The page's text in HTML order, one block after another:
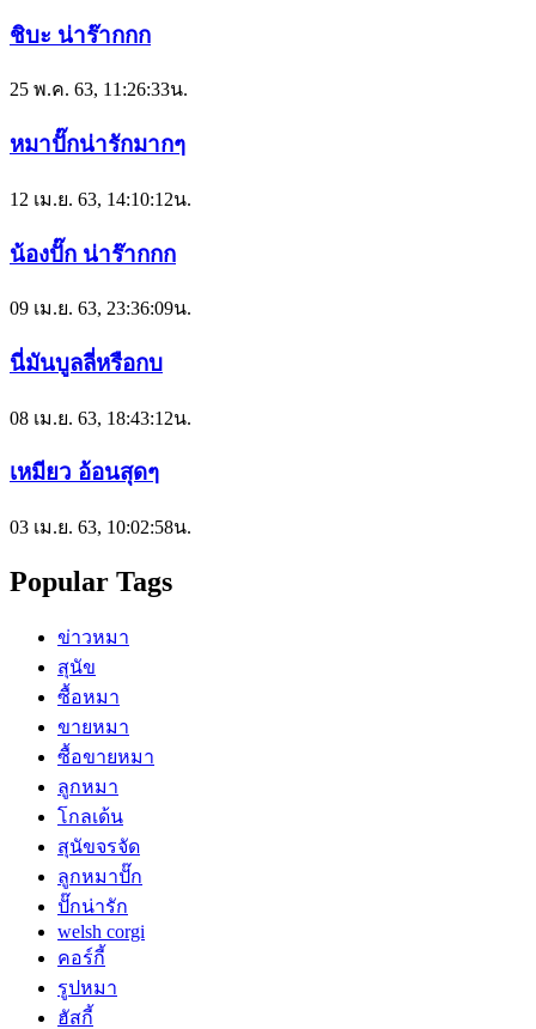
ชิบะ น่าร๊ากกก
25 พ.ค. 63, 11:26:33น.
หมาปั๊กน่ารักมากๆ
12 เม.ย. 63, 14:10:12น.
น้องปั๊ก น่าร๊ากกก
09 เม.ย. 63, 23:36:09น.
นี่มันบูลลี่หรือกบ
08 เม.ย. 63, 18:43:12น.
เหมียว อ้อนสุดๆ
03 เม.ย. 63, 10:02:58น.
Popular Tags
ข่าวหมา
สุนัข
ซื้อหมา
ขายหมา
ซื้อขายหมา
ลูกหมา
โกลเด้น
สุนัขจรจัด
ลูกหมาปั๊ก
ปั๊กน่ารัก
welsh corgi
คอร์กี้
รูปหมา
ฮัสกี้